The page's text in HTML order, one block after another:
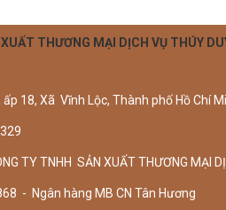
THƯƠNG MẠI DỊCH VỤ THÚY
18, Xã Vĩnh Lộc, Thành phố Hồ Chí
TY TNHH SẢN XUẤT THƯƠNG MẠI
- Ngân hàng MB CN Tân Hương